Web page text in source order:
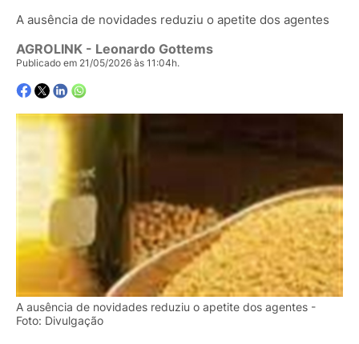
A ausência de novidades reduziu o apetite dos agentes
AGROLINK - Leonardo Gottems
Publicado em 21/05/2026 às 11:04h.
A ausência de novidades reduziu o apetite dos agentes -
Foto: Divulgação